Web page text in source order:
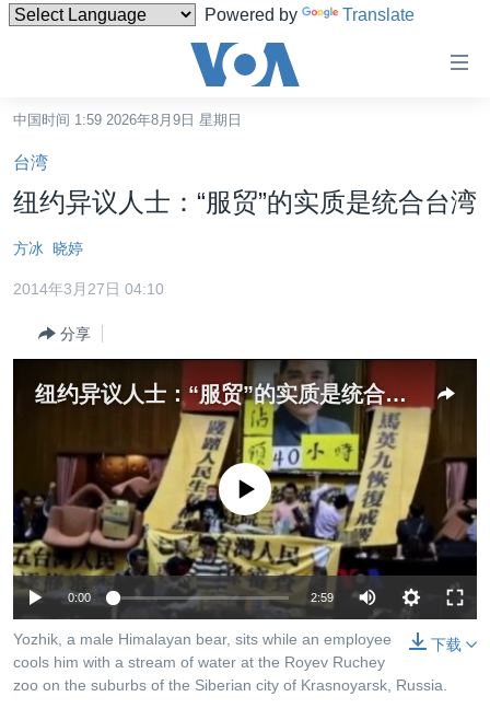
Powered by Translate
碍
链
接
跳
转
内
转
到
检
台湾
港澳
国际
最新国际新闻
中东
欧洲
非洲
美洲
全球议题
分类新闻
人权·法律·宗教
科教·文娱·体健
军事
劳工
环境
热点专题
白宫要闻
国会报道
美中关系
美国建国250周年
埃博拉疫情
美国之音专访
VOA视频
VOA今日焦点
中文广播
关注我们
中国时间 1:59 2026年8月9日 星期日
台湾
纽约异议人士：“服贸”的实质是统合台湾
方冰 晓婷
2014年3月27日 04:10
分享
纽约异议人士：“服贸”的实质是统合台湾
没有媒体可用资源
0:00 2:59
下载
Yozhik, a male Himalayan bear, sits while an employee
cools him with a stream of water at the Royev Ruchey
zoo on the suburbs of the Siberian city of Krasnoyarsk, Russia.